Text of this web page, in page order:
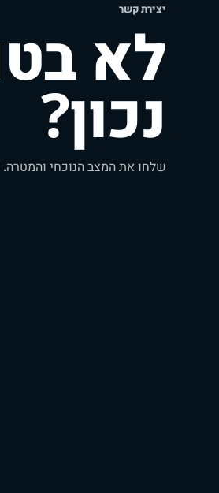
יצירת קשר
לא
נכון?
שלחו את המצב הנוכחי והמטרה.